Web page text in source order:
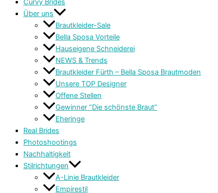
Curvy Brides
Über uns
Brautkleider-Sale
Bella Sposa Vorteile
Hauseigene Schneiderei
NEWS & Trends
Brautkleider Fürth – Bella Sposa Brautmoden
Unsere TOP Designer
Offene Stellen
Gewinner “Die schönste Braut”
Eheringe
Real Brides
Photoshootings
Nachhaltigkeit
Stilrichtungen
A-Linie Brautkleider
Empirestil